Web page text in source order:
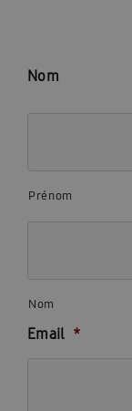
Nom
Prénom
Nom
Email *